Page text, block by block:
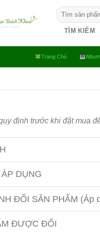
Tìm
kiếm:
TÌM KIẾM
Trang Chủ
định trước khi đặt mua
DỤNG
ĐỔI SẢN PHẨM (Áp
ĐƯỢC ĐỔI